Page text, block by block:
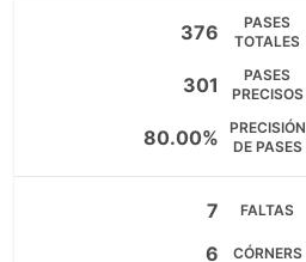
376
PASES
TOTALES
301
PASES
PRECISOS
80.00%
PRECISIÓN
DE PASES
7 FALTAS
6
CÓRNERS